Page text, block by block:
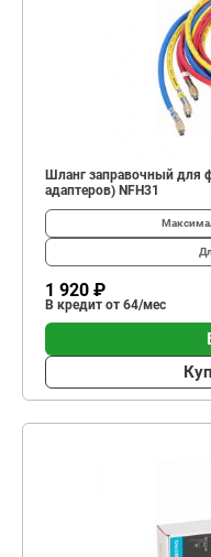
Шланг заправочный для
адаптеров) NFH31
1 920 ₽
В кредит от 64/мес